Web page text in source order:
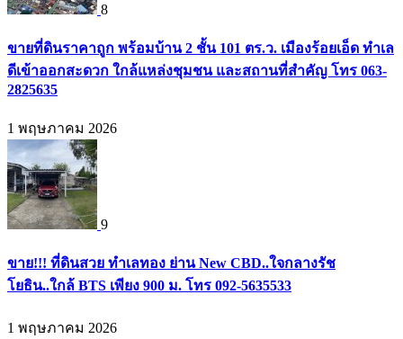
8
ขายที่ดินราคาถูก พร้อมบ้าน 2 ชั้น 101 ตร.ว. เมืองร้อยเอ็ด ทำเล
ดีเข้าออกสะดวก ใกล้แหล่งชุมชน และสถานที่สำคัญ โทร 063-
2825635
1 พฤษภาคม 2026
9
ขาย!!! ที่ดินสวย ทำเลทอง ย่าน New CBD..ใจกลางรัช
โยธิน..ใกล้ BTS เพียง 900 ม. โทร 092-5635533
1 พฤษภาคม 2026